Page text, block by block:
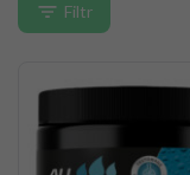
Filtr